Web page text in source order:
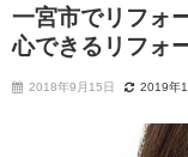
一宮市でリフォ
心できるリフォ
2018年9月15日 2019年1